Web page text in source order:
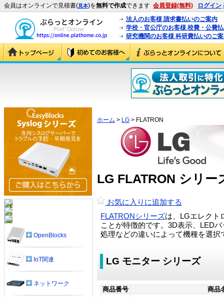
会員はオンラインで見積書(見本)を無料で作成できます 会員登録(無料) ログイン
法人のお客様 請求書払いのご案内
学校・官公庁のお客様 校費・公費
研究機関のお客様 科研費払いのご
ホーム > LG > FLATRON
LG FLATRON シリー
お気に入りに追加する
FLATRONシリーズは、LGエレクト
ことが特徴的です。3D表示、LED
処理などの違いによって機種を選択
LG モニター シリーズ
商品番号 商品
OpenBlocks
IoT関連
ネットワーク